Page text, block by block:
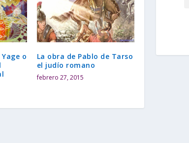
o
La obra de Pablo de Tarso
el judío romano
febrero 27, 2015